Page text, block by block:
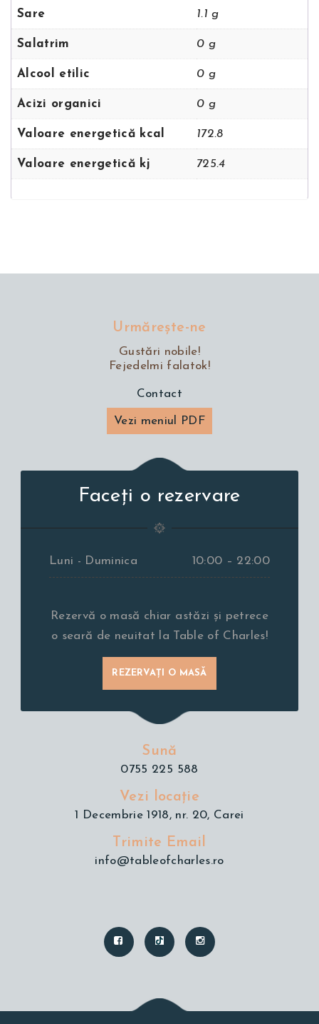
Sare 1.1 g
Salatrim 0 g
Alcool etilic 0 g
Acizi organici 0 g
Valoare energetică kcal 172.8
Valoare energetică kj 725.4
Urmăreşte-ne
Gustări nobile!
Fejedelmi falatok!
Contact
Vezi meniul PDF
Faceți o rezervare
Luni - Duminica 10:00 – 22:00
Rezervă o masă chiar astăzi și petrece
o seară de neuitat la Table of Charles!
REZERVAȚI O MASĂ
Sună
0755 225 588
Vezi locație
1 Decembrie 1918, nr. 20, Carei
Trimite Email
info@tableofcharles.ro